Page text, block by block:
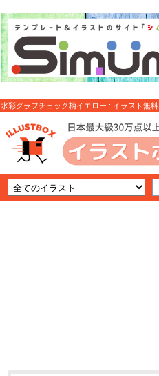
水彩グラフチェック柄イエロー : イラスト無料